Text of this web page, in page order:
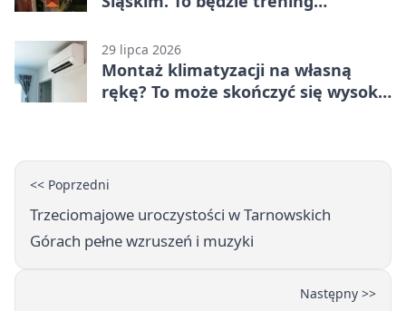
29 lipca 2026
Montaż klimatyzacji na własną
rękę? To może skończyć się wysoką
<< Poprzedni
Trzeciomajowe uroczystości w Tarnowskich
Górach pełne wzruszeń i muzyki
Następny >>